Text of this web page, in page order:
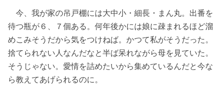
今、我が家の吊戸棚には大中小・細長・まん丸。出番を
待つ瓶が６、７個ある。何年後かには娘に疎まれるほど溜
めこみそうだから気をつけねば。かつて私がそうだった。
捨てられない人なんだなと半ば呆れながら母を見ていた。
そうじゃない。愛情を詰めたいから集めているんだと今な
ら教えてあげられるのに。